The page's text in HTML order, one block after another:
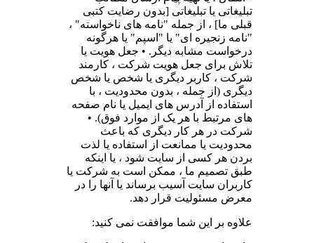
تبلیغاتی یا تبلیغاتی [بدون رضایت کتبی
قبلی ما] ، از جمله "نامه های ناخواسته" ،
"نامه زنجیره ای" یا "اسپم" یا هرگونه
درخواست مشابه دیگر. • جعل هویت یا
تلاش برای جعل هویت شرکت ، کارمند
شرکت ، کاربر دیگری یا شخص یا شخص
دیگری (از جمله ، بدون محدودیت ، با
استفاده از آدرس های ایمیل یا نام صفحه
های مرتبط با هر یک از موارد فوق). •
شرکت در هر کار دیگری که باعث
محدودیت یا ممانعت از استفاده یا لذت
بردن هر کسی از سایت شود ، یا اینکه
طبق تصمیم ما ، ممکن است به شرکت یا
کاربران سایت آسیب برساند یا آنها را در
معرض مسئولیت قرار دهد.
علاوه بر این شما موافقت نمی کنید: